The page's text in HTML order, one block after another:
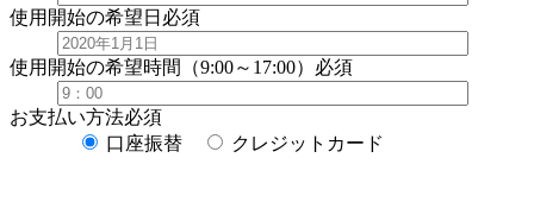
使用開始の希望日 必須
使用開始の希望時間（9:00～17:00） 必須
お支払い方法必須
口座振替
クレジットカード